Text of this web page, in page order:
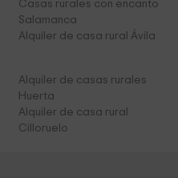
Casas rurales con encanto
Salamanca
Alquiler de casa rural Ávila
Alquiler de casas rurales
Huerta
Alquiler de casa rural
Cilloruelo